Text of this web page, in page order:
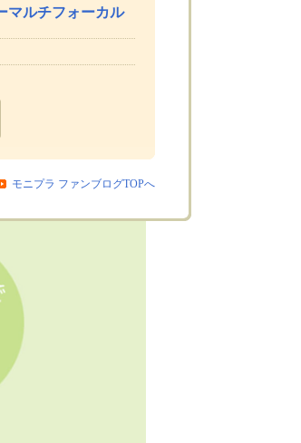
マルチフォーカル
モニプラ ファンブログTOPへ